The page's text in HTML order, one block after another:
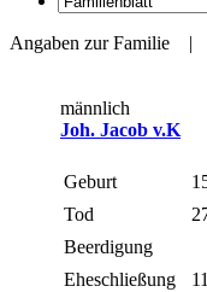
Angaben zur Familie |
männlich
Joh. Jacob v.K
Geburt
Tod
Beerdigung
Eheschließung